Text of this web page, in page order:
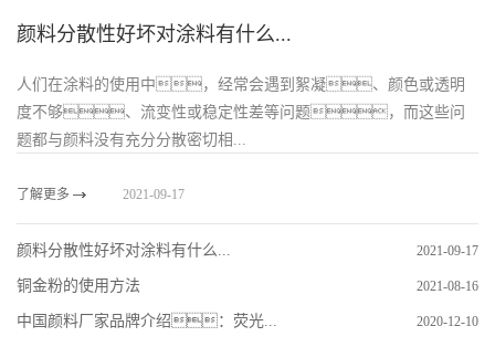
颜料分散性好坏对涂料有什么...
人们在涂料的使用中，经常会遇到絮凝、颜色或透明
度不够、流变性或稳定性差等问题，而这些问
题都与颜料没有充分分散密切相...
了解更多 2021-09-17
颜料分散性好坏对涂料有什么... 2021-09-17
铜金粉的使用方法 2021-08-16
中国颜料厂家品牌介绍：荧光... 2020-12-10